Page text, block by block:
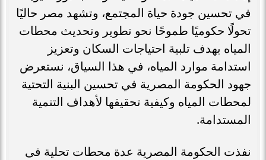
في تحسين جودة حياة المجتمع، وتشهد مصر حاليًا
تحولًا حكوميًا طموحًا نحو تطوير وتحديث محطات
المياه بهدف تلبية احتياجات السكان وتعزيز
استدامة موارد المياه، في هذا السياق، نستعرض
جهود الحكومة المصرية في تحسين البنية التحتية
لمحطات المياه وكيفية تحقيقها لأهداف التنمية
المستدامة.
نفذت الحكومة المصرية عدة محطات تحلية فى